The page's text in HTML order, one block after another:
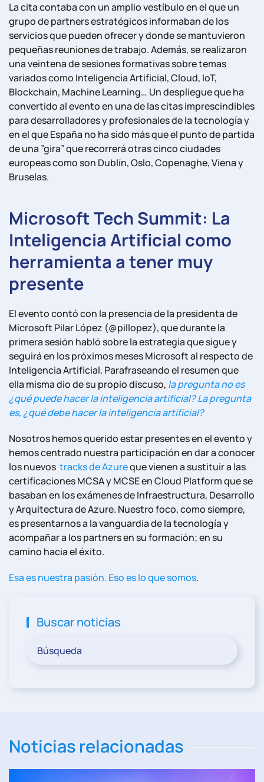
La cita contaba con un amplio vestíbulo en el que un
grupo de partners estratégicos informaban de los
servicios que pueden ofrecer y donde se mantuvieron
pequeñas reuniones de trabajo. Además, se realizaron
una veintena de sesiones formativas sobre temas
variados como Inteligencia Artificial, Cloud, IoT,
Blockchain, Machine Learning… Un despliegue que ha
convertido al evento en una de las citas imprescindibles
para desarrolladores y profesionales de la tecnología y
en el que España no ha sido más que el punto de partida
de una ”gira” que recorrerá otras cinco ciudades
europeas como son Dublín, Oslo, Copenaghe, Viena y
Bruselas.
Microsoft Tech Summit: La
Inteligencia Artificial como
herramienta a tener muy
presente
El evento contó con la presencia de la presidenta de
Microsoft Pilar López (@pillopez), que durante la
primera sesión habló sobre la estrategia que sigue y
seguirá en los próximos meses Microsoft al respecto de
Inteligencia Artificial. Parafraseando el resumen que
ella misma dio de su propio discuso, la pregunta no es
¿qué puede hacer la inteligencia artificial? La pregunta
es, ¿qué debe hacer la inteligencia artificial?
Nosotros hemos querido estar presentes en el evento y
hemos centrado nuestra participación en dar a conocer
los nuevos tracks de Azureque vienen a sustituir a las
certificaciones MCSA y MCSE en Cloud Platform que se
basaban en los exámenes de Infraestructura, Desarrollo
y Arquitectura de Azure. Nuestro foco, como siempre,
es presentarnos a la vanguardia de la tecnología y
acompañar a los partners en su formación; en su
camino hacia el éxito.
Esa es nuestra pasión. Eso es lo que somos.
Buscar noticias
Noticias relacionadas